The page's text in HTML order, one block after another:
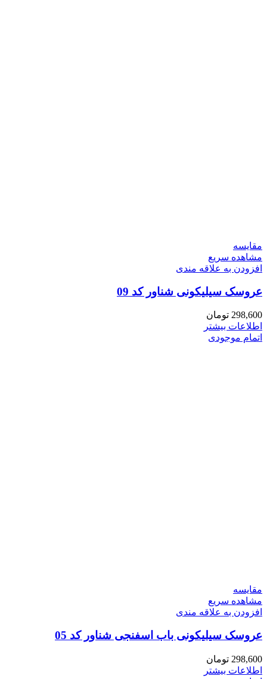
مقایسه
مشاهده سریع
افزودن به علاقه مندی
عروسک سیلیکونی شناور کد 09
298,600 تومان
اطلاعات بیشتر
اتمام موجودی
مقایسه
مشاهده سریع
افزودن به علاقه مندی
عروسک سیلیکونی باب اسفنجی شناور کد 05
298,600 تومان
اطلاعات بیشتر